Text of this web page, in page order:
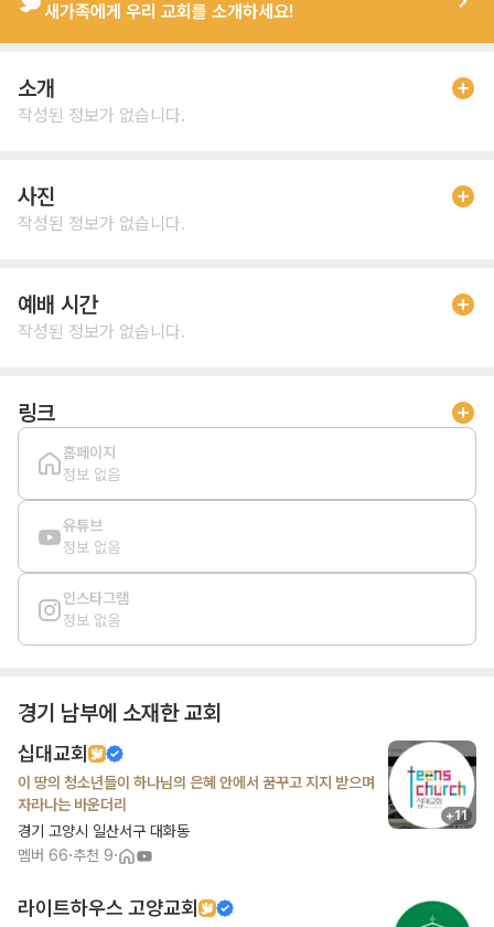
새가족에게 우리 교회를 소개하세요!
소개
작성된 정보가 없습니다.
사진
작성된 정보가 없습니다.
예배 시간
작성된 정보가 없습니다.
링크
홈페이지
정보 없음
유튜브
정보 없음
인스타그램
정보 없음
경기 남부에 소재한 교회
십대교회
이 땅의 청소년들이 하나님의 은혜 안에서 꿈꾸고 지지 받으며
자라나는 바운더리
경기 고양시 일산서구 대화동
멤버 66·추천 9·
+11
라이트하우스 고양교회